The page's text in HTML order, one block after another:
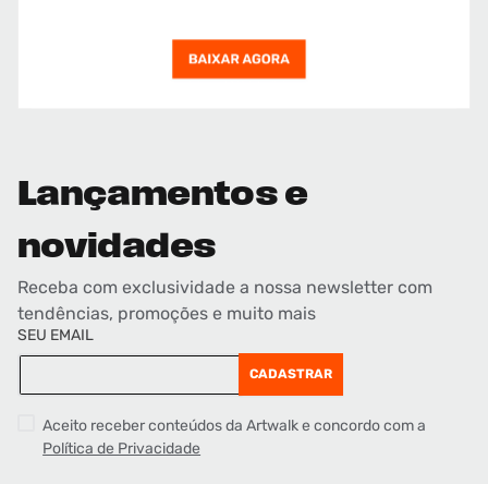
Lançamentos e
novidades
Receba com exclusividade a nossa newsletter com
tendências, promoções e muito mais
SEU EMAIL
CADASTRAR
Aceito receber conteúdos da Artwalk e concordo com a
Política de Privacidade